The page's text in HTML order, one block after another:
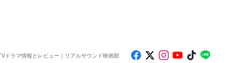
ドラマ情報とレビュー｜リアルサウンド映画部 Like on Facebook
Follow on x
Follow on
Follow on
Follow